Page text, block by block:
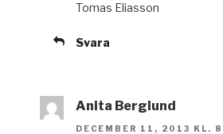
Tomas Eliasson
Svara
Anita Berglund
DECEMBER 11, 2013 KL.